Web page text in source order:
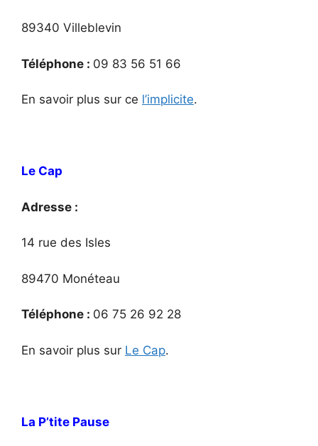
89340 Villeblevin
Téléphone : 09 83 56 51 66
En savoir plus sur ce l’implicite.
Le Cap
Adresse :
14 rue des Isles
89470 Monéteau
Téléphone : 06 75 26 92 28
En savoir plus sur Le Cap.
La P’tite Pause